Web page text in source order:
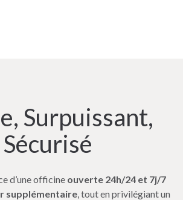
Surpuissant,
Sécurisé
d’une officine ouverte 24h/24 et 7j/7
supplémentaire, tout en privilégiant un